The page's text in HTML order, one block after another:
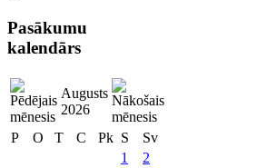
Pasākumu
kalendārs
Augusts
2026
P
O T C Pk S
Sv
1
2